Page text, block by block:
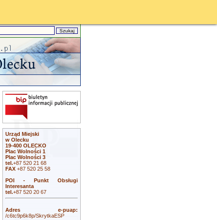
Urząd Miejski
w Olecku
19-400 OLECKO
Plac Wolności 1
Plac Wolności 3
tel.+87 520 21 68
FAX +87 520 25 58
POI - Punkt Obsługi
Interesanta
tel.+87 520 20 67
Adres e-puap:
/c6tc9p6k8p/SkrytkaESP